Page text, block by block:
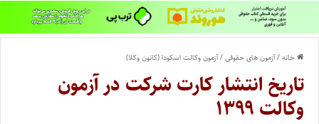
خانه/آزمون های حقوقی/آزمون وکالت اسکودا (کانون وکلا)
تاریخ انتشار کارت شرکت در آزمون
وکالت ۱۳۹۹